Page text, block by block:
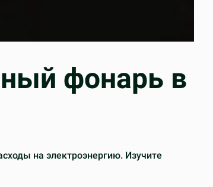
фонарь в
на электроэнергию. Изучите